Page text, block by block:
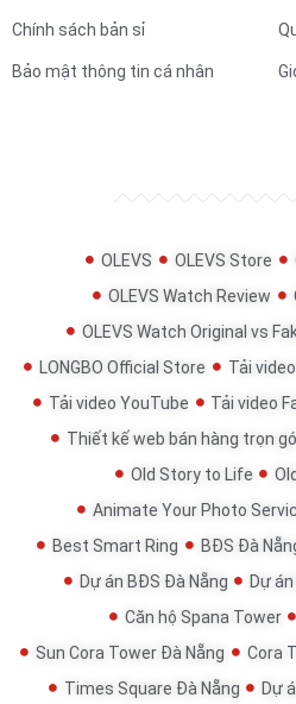
Chính sách bản sỉ
Bảo mật thông tin cá nhân
OLEVS OLEVS Store
OLEVS Watch Review
OLEVS Watch Original vs
LONGBO Official Store
Tải
Tải video YouTube
Tải video
Thiết kế web bán hàng trọn
Old Story to Life
Animate Your Photo
Best Smart Ring
BĐS Đà
Dự án BĐS Đà Nẵng
Dự
Căn hộ Spana Tower
Sun Cora Tower Đà Nẵng
Cora
Times Square Đà Nẵng
Dự